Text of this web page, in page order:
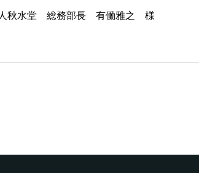
秋水堂 総務部長 有働雅之 様